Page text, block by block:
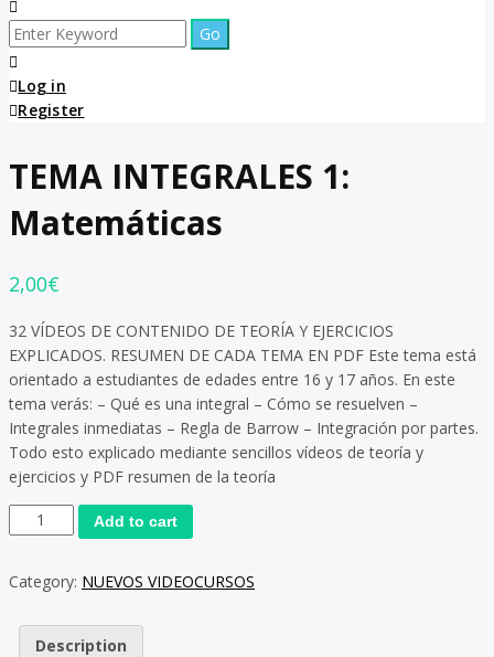
Log in
Register
TEMA INTEGRALES 1:
Matemáticas
2,00€
32 VÍDEOS DE CONTENIDO DE TEORÍA Y EJERCICIOS
EXPLICADOS. RESUMEN DE CADA TEMA EN PDF Este tema está
orientado a estudiantes de edades entre 16 y 17 años. En este
tema verás: – Qué es una integral – Cómo se resuelven –
Integrales inmediatas – Regla de Barrow – Integración por partes.
Todo esto explicado mediante sencillos vídeos de teoría y
ejercicios y PDF resumen de la teoría
Add to cart
Category: NUEVOS VIDEOCURSOS
Description